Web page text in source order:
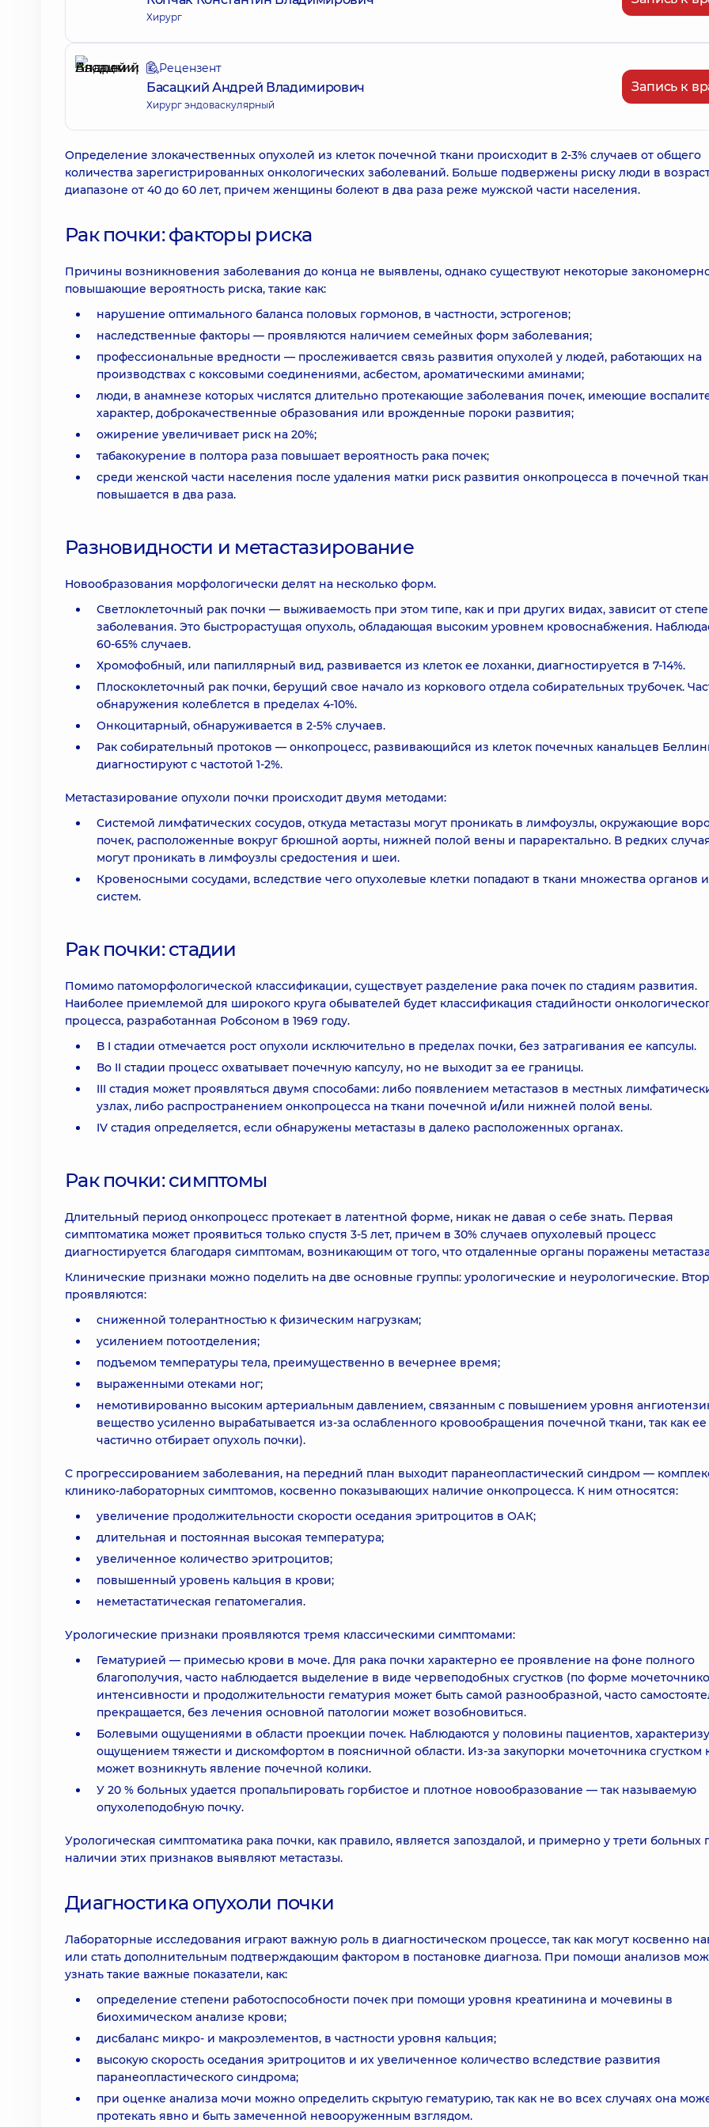
Хирург
Рецензент
Басацкий Андрей Владимирович
Хирург эндоваскулярный
Запись к
Определение злокачественных опухолей из клеток почечной ткани происходит в 2-3% случаев от общего
количества зарегистрированных онкологических заболеваний. Больше подвержены риску люди в
диапазоне от 40 до 60 лет, причем женщины болеют в два раза реже мужской части населения.
Рак почки: факторы риска
Причины возникновения заболевания до конца не выявлены, однако существуют некоторые
повышающие вероятность риска, такие как:
нарушение оптимального баланса половых гормонов, в частности, эстрогенов;
наследственные факторы — проявляются наличием семейных форм заболевания;
профессиональные вредности — прослеживается связь развития опухолей у людей, работающих на
производствах с коксовыми соединениями, асбестом, ароматическими аминами;
люди, в анамнезе которых числятся длительно протекающие заболевания почек, имеющие
характер, доброкачественные образования или врожденные пороки развития;
ожирение увеличивает риск на 20%;
табакокурение в полтора раза повышает вероятность рака почек;
среди женской части населения после удаления матки риск развития онкопроцесса в почечной
повышается в два раза.
Разновидности и метастазирование
Новообразования морфологически делят на несколько форм.
Светлоклеточный рак почки — выживаемость при этом типе, как и при других видах, зависит от
заболевания. Это быстрорастущая опухоль, обладающая высоким уровнем кровоснабжения.
60-65% случаев.
Хромофобный, или папиллярный вид, развивается из клеток ее лоханки, диагностируется в 7-14%.
Плоскоклеточный рак почки, берущий свое начало из коркового отдела собирательных трубочек.
обнаружения колеблется в пределах 4-10%.
Онкоцитарный, обнаруживается в 2-5% случаев.
Рак собирательный протоков — онкопроцесс, развивающийся из клеток почечных канальцев
диагностируют с частотой 1-2%.
Метастазирование опухоли почки происходит двумя методами:
Системой лимфатических сосудов, откуда метастазы могут проникать в лимфоузлы, окружающие
почек, расположенные вокруг брюшной аорты, нижней полой вены и параректально. В редких
могут проникать в лимфоузлы средостения и шеи.
Кровеносными сосудами, вследствие чего опухолевые клетки попадают в ткани множества органов и
систем.
Рак почки: стадии
Помимо патоморфологической классификации, существует разделение рака почек по стадиям развития.
Наиболее приемлемой для широкого круга обывателей будет классификация стадийности
процесса, разработанная Робсоном в 1969 году.
В I стадии отмечается рост опухоли исключительно в пределах почки, без затрагивания ее капсулы.
Во II стадии процесс охватывает почечную капсулу, но не выходит за ее границы.
III стадия может проявляться двумя способами: либо появлением метастазов в местных
узлах, либо распространением онкопроцесса на ткани почечной и/или нижней полой вены.
IV стадия определяется, если обнаружены метастазы в далеко расположенных органах.
Рак почки: симптомы
Длительный период онкопроцесс протекает в латентной форме, никак не давая о себе знать. Первая
симптоматика может проявиться только спустя 3-5 лет, причем в 30% случаев опухолевый процесс
диагностируется благодаря симптомам, возникающим от того, что отдаленные органы поражены
Клинические признаки можно поделить на две основные группы: урологические и неурологические.
проявляются:
сниженной толерантностью к физическим нагрузкам;
усилением потоотделения;
подъемом температуры тела, преимущественно в вечернее время;
выраженными отеками ног;
немотивированно высоким артериальным давлением, связанным с повышением уровня
вещество усиленно вырабатывается из-за ослабленного кровообращения почечной ткани, так как ее
частично отбирает опухоль почки).
С прогрессированием заболевания, на передний план выходит паранеопластический синдром —
клинико-лабораторных симптомов, косвенно показывающих наличие онкопроцесса. К ним относятся:
увеличение продолжительности скорости оседания эритроцитов в ОАК;
длительная и постоянная высокая температура;
увеличенное количество эритроцитов;
повышенный уровень кальция в крови;
неметастатическая гепатомегалия.
Урологические признаки проявляются тремя классическими симптомами:
Гематурией — примесью крови в моче. Для рака почки характерно ее проявление на фоне полного
благополучия, часто наблюдается выделение в виде червеподобных сгустков (по форме
интенсивности и продолжительности гематурия может быть самой разнообразной, часто
прекращается, без лечения основной патологии может возобновиться.
Болевыми ощущениями в области проекции почек. Наблюдаются у половины пациентов,
ощущением тяжести и дискомфортом в поясничной области. Из-за закупорки мочеточника сгустком
может возникнуть явление почечной колики.
У 20 % больных удается пропальпировать горбистое и плотное новообразование — так называемую
опухолеподобную почку.
Урологическая симптоматика рака почки, как правило, является запоздалой, и примерно у трети больных
наличии этих признаков выявляют метастазы.
Диагностика опухоли почки
Лабораторные исследования играют важную роль в диагностическом процессе, так как могут косвенно
или стать дополнительным подтверждающим фактором в постановке диагноза. При помощи анализов
узнать такие важные показатели, как:
определение степени работоспособности почек при помощи уровня креатинина и мочевины в
биохимическом анализе крови;
дисбаланс микро- и макроэлементов, в частности уровня кальция;
высокую скорость оседания эритроцитов и их увеличенное количество вследствие развития
паранеопластического синдрома;
при оценке анализа мочи можно определить скрытую гематурию, так как не во всех случаях она
протекать явно и быть замеченной невооруженным взглядом.